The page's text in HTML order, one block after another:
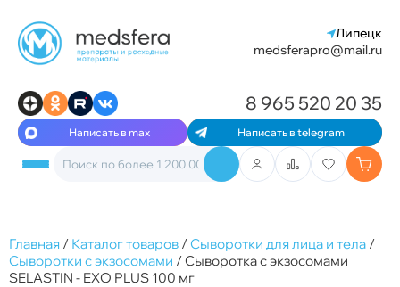
Липецк
medsferapro@mail.ru
Написать в max Написать в telegram
8 965 520 20 35
Главная / Каталог товаров /Сыворотки для лица и тела /
Сыворотки с экзосомами /Сыворотка с экзосомами
SELASTIN - EXO PLUS 100 мг